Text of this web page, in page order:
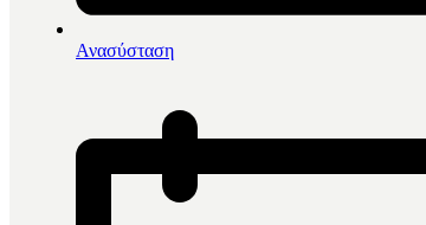
Ανασύσταση
Αρχική /
Λεύκανση
SDI Soothe